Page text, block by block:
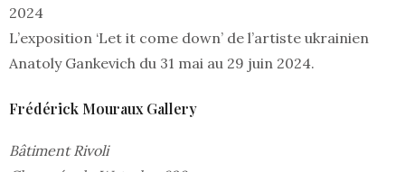
2024
L’exposition ‘Let it come down’ de l’artiste ukrainien
Anatoly Gankevich du 31 mai au 29 juin 2024.
Frédérick Mouraux Gallery
Bâtiment Rivoli